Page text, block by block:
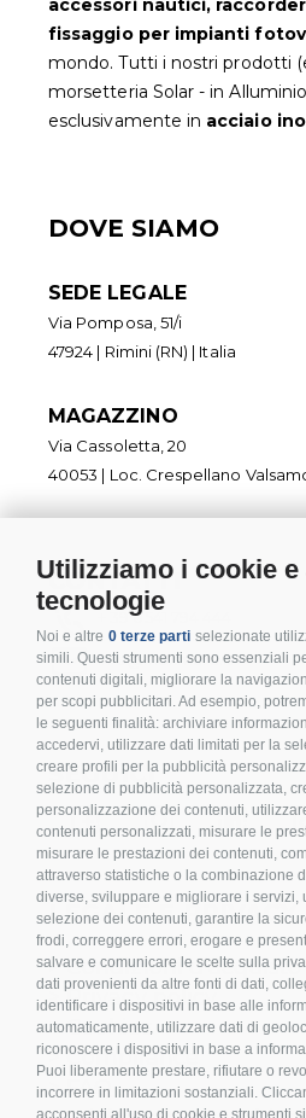
Utilizziamo i cookie e
tecnologie
Noi e altre 0 terze parti selezionate
simili. Questi strumenti sono essenziali
contenuti digitali, migliorare la
per scopi pubblicitari. Ad esempio,
le seguenti finalità: archiviare
accedervi, utilizzare dati limitati per la
creare profili per la pubblicità
selezione di pubblicità personalizzata,
personalizzazione dei contenuti,
contenuti personalizzati, misurare le
misurare le prestazioni dei contenuti,
attraverso statistiche o la combinazione
diverse, sviluppare e migliorare i servizi,
selezione dei contenuti, garantire la
frodi, correggere errori, erogare e
salvare e comunicare le scelte sulla
dati provenienti da altre fonti di dati,
identificare i dispositivi in base alle
automaticamente, utilizzare dati di
riconoscere i dispositivi in base a
Puoi liberamente prestare, rifiutare o
incorrere in limitazioni sostanziali.
accessori nautici,
fissaggio per impianti
mondo. Tutti i nostri prodotti
morsetteria Solar - in
esclusivamente in acciaio
DOVE SIAMO
SEDE LEGALE
Via Pomposa, 51/i
47924 | Rimini (RN) | Italia
MAGAZZINO
Via Cassoletta, 20
40053 | Loc. Crespellano
CONTATTI
+ 39 0541 794 444
info@inoxmare.it
SEGUICI
LEGALE E PRIVACY
>Condizioni d’acquisto
>Privacy policy
>Cookies
>Compliance
>FAQ